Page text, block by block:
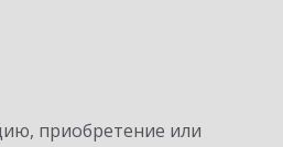
приобретение или